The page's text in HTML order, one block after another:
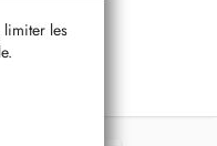
limiter les